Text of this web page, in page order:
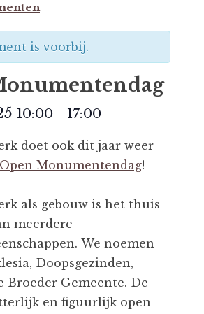
is voorbij.
10:00 – 17:00
doet ook dit jaar weer
Open Monumentendag!
als gebouw is het thuis
meerdere
We noemen
Doopsgezinden,
Broeder Gemeente. De
en figuurlijk open